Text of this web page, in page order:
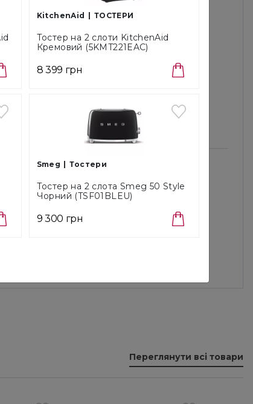
або кур'єром Нової Пошти
пакуємо всі замовлення і страхуємо їх на
ТА ДОКУМЕНТАЦІЯ
Інструкція з експлуатації
0.8 мб
Переглянути всі товари
KitchenAid ТОСТЕРИ
Тостер на 2 слоти KitchenAid
Кремовий (5KMT221EAC)
8 399 грн
Smeg Тостери
Тостер на 2 слота Smeg 50 Style
Чорний (TSF01BLEU)
9 300 грн